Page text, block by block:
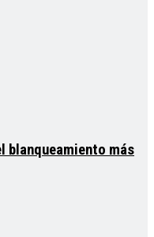
blanqueamiento más